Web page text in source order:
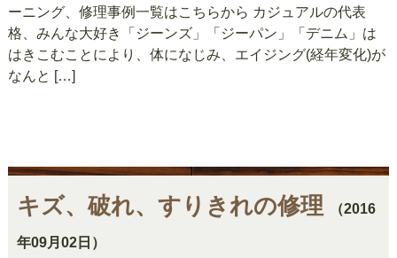
ーニング、修理事例一覧はこちらから カジュアルの代表
格、みんな大好き「ジーンズ」「ジーパン」「デニム」は
はきこむことにより、体になじみ、エイジング(経年変化)が
なんと […]
キズ、破れ、すりきれの修理 （2016
年09月02日）